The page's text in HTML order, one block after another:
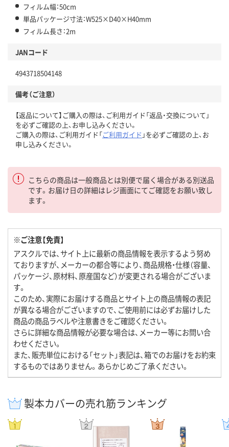
フィルム幅：50cm
単品パッケージ寸法：W525×D40×H40mm
フィルム長さ：2m
JANコード
4943718504148
備考（ご注意）
【返品について】ご購入の際は、ご利用ガイド「返品・交換について」
を必ずご確認の上、お申し込みください。
ご購入の際は、ご利用ガイド「ご利用ガイド 」を必ずご確認の上、お
申し込みください。
こちらの商品は一般商品とは別便で届く場合がある別送品
です。お届け日の詳細はレジ画面にてご確認をお願い致し
ます。
※ご注意【免責】
アスクルでは、サイト上に最新の商品情報を表示するよう努め
ておりますが、メーカーの都合等により、商品規格・仕様（容量、
パッケージ、原材料、原産国など）が変更される場合がございま
す。
このため、実際にお届けする商品とサイト上の商品情報の表記
が異なる場合がございますので、ご使用前には必ずお届けした
商品の商品ラベルや注意書きをご確認ください。
さらに詳細な商品情報が必要な場合は、メーカー等にお問い合
わせください。
また、販売単位における「セット」表記は、箱でのお届けをお約束
するものではありません。あらかじめご了承ください。
製本カバーの売れ筋ランキング